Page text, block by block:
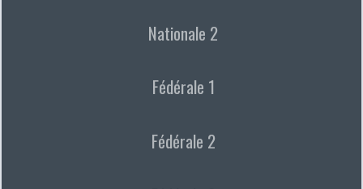
Nationale 2
Fédérale 1
Fédérale 2